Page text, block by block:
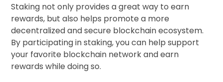
Staking not only provides a great way to earn
rewards, but also helps promote a more
decentralized and secure blockchain ecosystem.
By participating in staking, you can help support
your favorite blockchain network and earn
rewards while doing so.